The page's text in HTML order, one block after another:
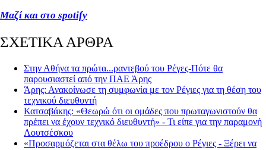
Μαζί και στο spotify
ΣΧΕΤΙΚΑ ΑΡΘΡΑ
Στην Αθήνα τα πρώτα...ραντεβού του Ρέγες-Πότε θα
παρουσιαστεί από την ΠΑΕ Άρης
Άρης: Ανακοίνωσε τη συμφωνία με τον Ρέγιες για τη θέση του
τεχνικού διευθυντή
Κατσαβάκης : «Θεωρώ ότι οι ομάδες που πρωταγωνιστούν θα
πρέπει να έχουν τεχνικό διευθυντή» - Τι είπε για την παραμονή
Λουτσέσκου
«Προσαρμόζεται στα θέλω του προέδρου ο Ρέγιες - Ξέρει να